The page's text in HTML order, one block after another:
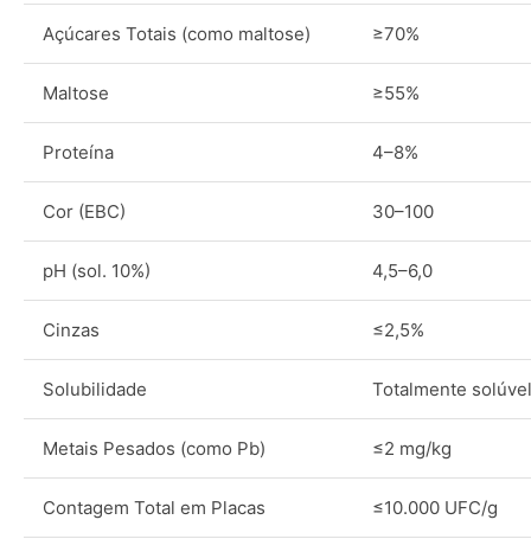
Açúcares Totais (como maltose) ≥70%
Maltose ≥55%
Proteína 4–8%
Cor (EBC) 30–100
pH (sol. 10%) 4,5–6,0
Cinzas ≤2,5%
Solubilidade Totalmente
Metais Pesados (como Pb) ≤2 mg/kg
Contagem Total em Placas ≤10.000 UFC/g